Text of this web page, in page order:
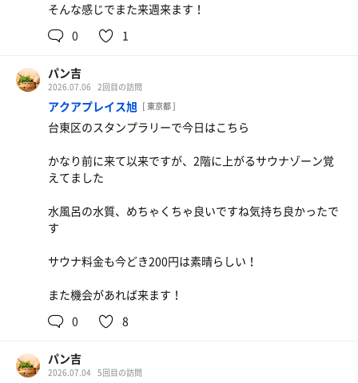
そんな感じでまた来週来ます！
0
1
パン吉
2026.07.06 2回目の訪問
アクアプレイス旭 [ 東京都 ]
台東区のスタンプラリーで今日はこちら
かなり前に来て以来ですが、2階に上がるサウナゾーン覚
えてました
水風呂の水質、めちゃくちゃ良いですね気持ち良かったで
す
サウナ料金も今どき200円は素晴らしい！
また機会があれば来ます！
0
8
パン吉
2026.07.04 5回目の訪問